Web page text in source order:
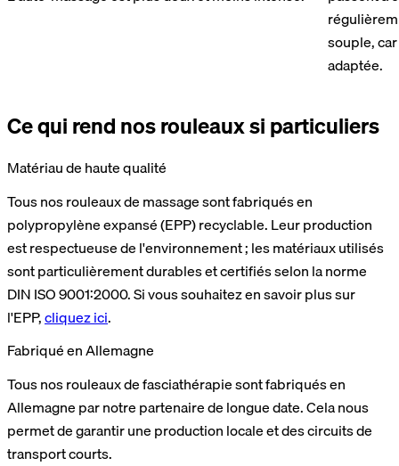
souple,
adaptée.
Ce qui rend nos rouleaux si particuliers
Matériau de haute qualité
Tous nos rouleaux de massage sont fabriqués en
polypropylène expansé (EPP) recyclable. Leur production
est respectueuse de l'environnement ; les matériaux utilisés
sont particulièrement durables et certifiés selon la norme
DIN ISO 9001:2000. Si vous souhaitez en savoir plus sur
l'EPP,cliquez ici.
Fabriqué en Allemagne
Tous nos rouleaux de fasciathérapie sont fabriqués en
Allemagne par notre partenaire de longue date. Cela nous
permet de garantir une production locale et des circuits de
transport courts.